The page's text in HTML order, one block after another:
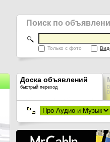
Поиск по
Только с фото
Доска объявлений
быстрый переход